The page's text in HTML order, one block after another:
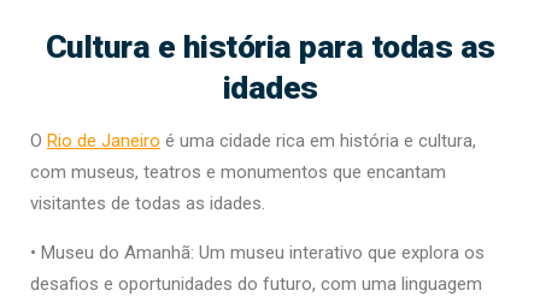
Cultura e história para todas as
idades
O Rio de Janeiro é uma cidade rica em história e cultura,
com museus, teatros e monumentos que encantam
visitantes de todas as idades.
• Museu do Amanhã: Um museu interativo que explora os
desafios e oportunidades do futuro, com uma linguagem